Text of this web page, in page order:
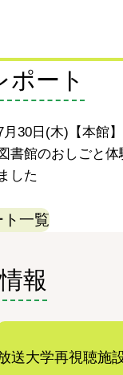
ポート
月30日(木)【本館
書館のおしごと体
ました
ト一覧
報
送大学再視聴施